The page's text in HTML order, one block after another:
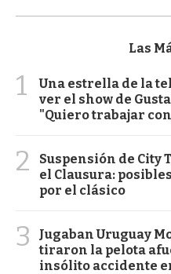
Las
1
Una estrella de la
ver el show de
"Quiero trabajar
2
Suspensión de City
el Clausura:
por el clásico
3
Jugaban Uruguay
tiraron la pelota
insólito accidente